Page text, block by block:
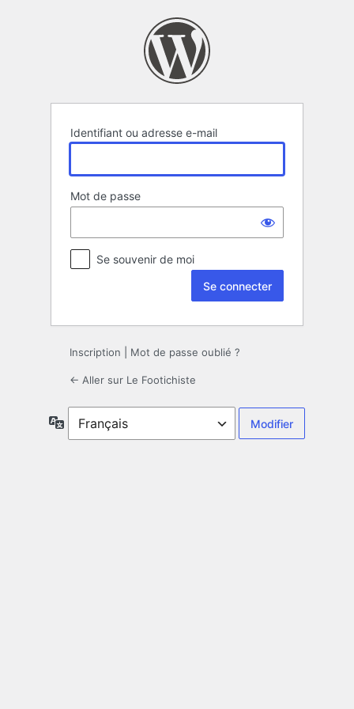
Identifiant ou adresse e-mail
Mot de passe
Se souvenir de moi
Inscription Mot de passe oublié ?
← Aller sur Le Footichiste
Langue